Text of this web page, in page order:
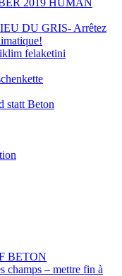
2019 HUMAN
DU GRIS- Arrêtez
felaketini
statt Beton
BETON
champs – mettre fin à